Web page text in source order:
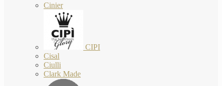
Cinier
CIPI
Cisal
Ciulli
Clark Made